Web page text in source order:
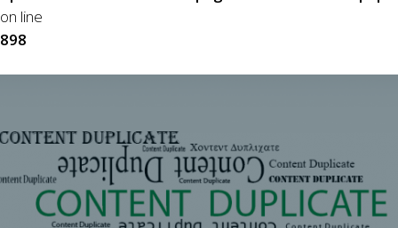
on line
898